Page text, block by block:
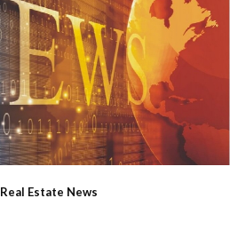
Real Estate News